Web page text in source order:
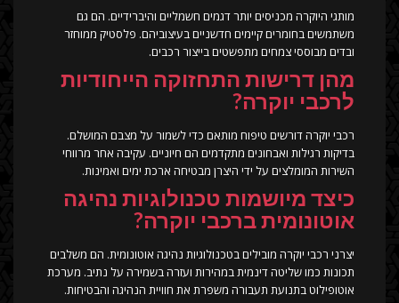
מותגי היוקרה מכניסים יותר דגמים חשמליים והיברידיים. הם גם
משתמשים בחומרים קיימים חדשניים בעיצוביהם. פלסטיק ממוחזר
ובדים מבוססי צמחים מתפשטים בייצור רכבים.
מהן דרישות התחזוקה הייחודיות
לרכבי יוקרה?
רכבי יוקרה דורשים טיפוח מותאם כדי לשמור על מצבם המושלם.
בדיקות רגילות ואבחונים מתקדמים הם חיוניים. עקיבה אחר מרווחי
השירות המומלצים על ידי היצרן מבטיחה ארכת ימים ואמינות.
כיצד מיושמות טכנולוגיות נהיגה
אוטונומית ברכבי יוקרה?
יצרני רכבי יוקרה מובילים בטכנולוגיות נהיגה אוטונומית. הם משלבים
תכונות כמו שליטה דינמית במהירות ועזרה בשמירה על נתיב. מערכת
אוטופילוט בתנועת תעבורה משפרת את חוויית הנהיגה והבטיחות.